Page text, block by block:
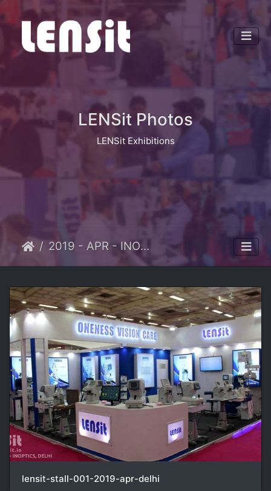
LENSit Photos
LENSit Exhibitions
2019 - APR - INOPTICS, DELHI
lensit-stall-001-2019-apr-delhi